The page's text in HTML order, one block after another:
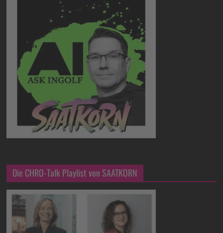
Die CHRO-Talk Playlist von SAATKORN